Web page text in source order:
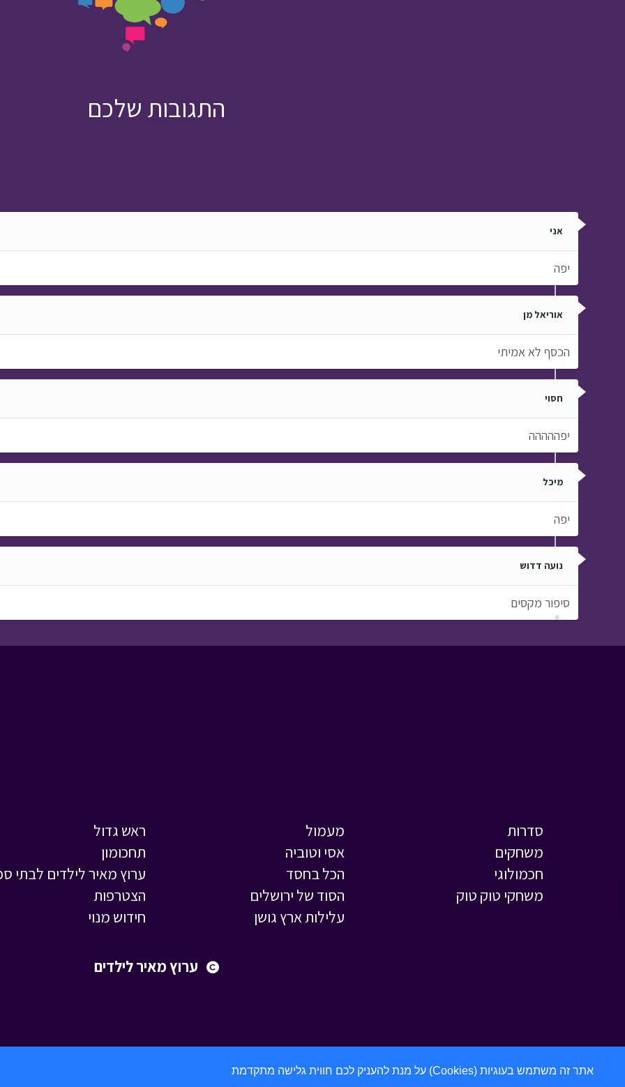
אתר זה משתמש בעוגיות (Cookies) על מנת להעניק לכם חווית גלישה מתקדמת
התגובות שלכם
אני
יפה
אוריאל מן
הכסף לא אמיתי
חסוי
יפההההה
מיכל
יפה
נועה דדוש
סיפור מקסים
סדרות
משחקים
חכמולוגי
משחקי טוק טוק
מעמול
אסי וטוביה
הכל בחסד
הסוד של ירושלים
עלילות ארץ גושן
ראש גדול
תחכומון
ערוץ מאיר לילדים לבתי
הצטרפות
חידוש מנוי